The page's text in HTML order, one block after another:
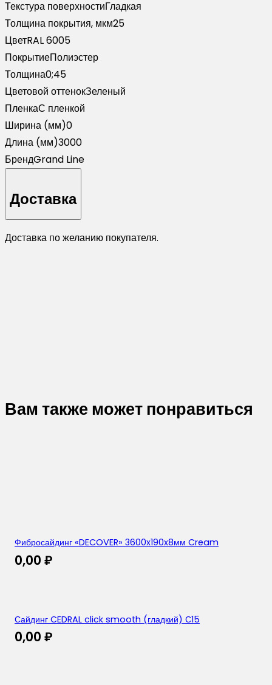
Текстура поверхностиГладкая
Толщина покрытия, мкм25
ЦветRAL 6005
ПокрытиеПолиэстер
Толщина0;45
Цветовой оттенокЗеленый
ПленкаС пленкой
Ширина (мм)0
Длина (мм)3000
БрендGrand Line
Доставка
Доставка по желанию покупателя.
Вам также может понравиться
Фибросайдинг «DECOVER» 3600x190x8мм Cream
0,00 ₽
Сайдинг CEDRAL click smooth (гладкий) С15
0,00 ₽